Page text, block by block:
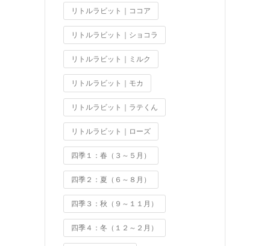
リトルラビット｜ココア
リトルラビット｜ショコラ
リトルラビット｜ミルク
リトルラビット｜モカ
リトルラビット｜ラテくん
リトルラビット｜ローズ
四季１：春（３～５月）
四季２：夏（６～８月）
四季３：秋（９～１１月）
四季４：冬（１２～２月）